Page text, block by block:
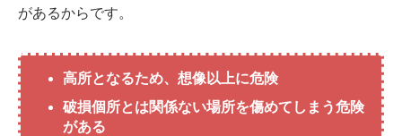
があるからです。
高所となるため、想像以上に危険
破損個所とは関係ない場所を傷めてしまう危険
がある